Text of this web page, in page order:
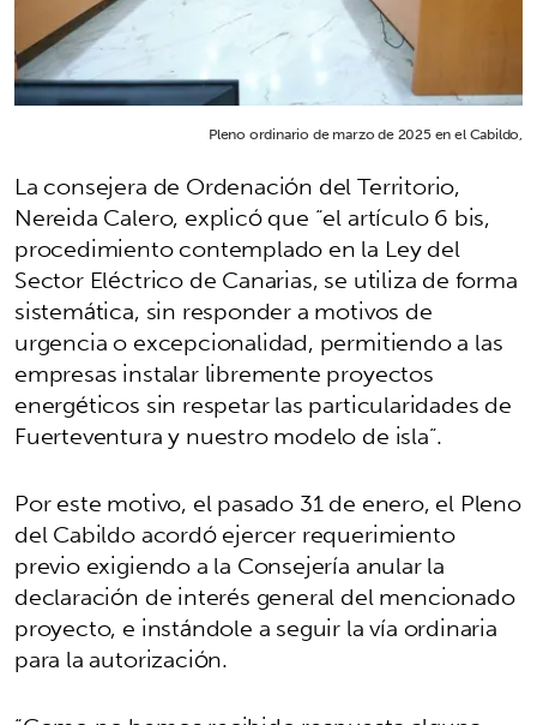
Pleno ordinario de marzo de 2025 en el Cabildo,
La consejera de Ordenación del Territorio,
Nereida Calero, explicó que “el artículo 6 bis,
procedimiento contemplado en la Ley del
Sector Eléctrico de Canarias, se utiliza de forma
sistemática, sin responder a motivos de
urgencia o excepcionalidad, permitiendo a las
empresas instalar libremente proyectos
energéticos sin respetar las particularidades de
Fuerteventura y nuestro modelo de isla”.
Por este motivo, el pasado 31 de enero, el Pleno
del Cabildo acordó ejercer requerimiento
previo exigiendo a la Consejería anular la
declaración de interés general del mencionado
proyecto, e instándole a seguir la vía ordinaria
para la autorización.